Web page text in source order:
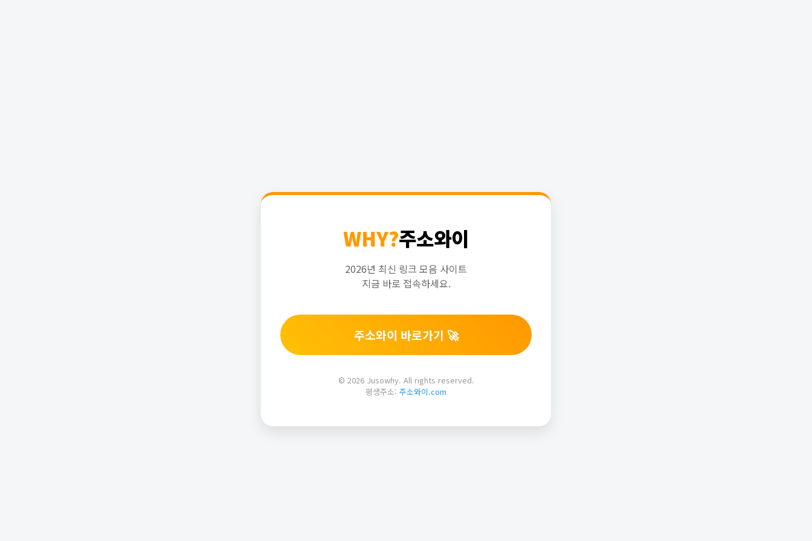
WHY?주소와이
2026년 최신 링크 모음 사이트
지금 바로 접속하세요.
주소와이 바로가기 🚀
© 2026 Jusowhy. All rights reserved.
평생주소: 주소와이.com